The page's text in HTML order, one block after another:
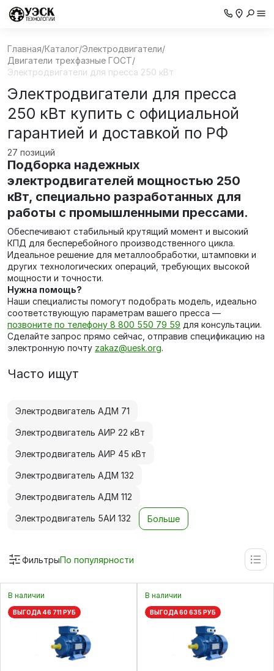
Главная/Каталог/Электродвигатели/
Двигатели трехфазные ГОСТ/
Электродвигатели для пресса 250 кВт
Электродвигатели для пресса
250 кВт купить с официальной
гарантией и доставкой по РФ
27 позиций
Подборка надежных
электродвигателей мощностью 250
кВт, специально разработанных для
работы с промышленными прессами.
Обеспечивают стабильный крутящий момент и высокий
КПД для бесперебойного производственного цикла.
Идеальное решение для металлообработки, штамповки и
других технологических операций, требующих высокой
мощности и точности.
Нужна помощь?
Наши специалисты помогут подобрать модель, идеально
соответствующую параметрам вашего пресса —
позвоните по телефону 8 800 550 79 59 для консультации.
Сделайте запрос прямо сейчас, отправив спецификацию на
электронную почту zakaz@uesk.org.
Часто ищут
Электродвигатель АДМ 71
Электродвигатель АИР 22 кВт
Электродвигатель АИР 45 кВт
Электродвигатель АДМ 132
Электродвигатель АДМ 112
Электродвигатель 5АИ 132 Больше
ФильтрыПо популярности
В наличии
ВЫГОДА 46 711 РУБ
В наличии
ВЫГОДА 60 635 РУБ